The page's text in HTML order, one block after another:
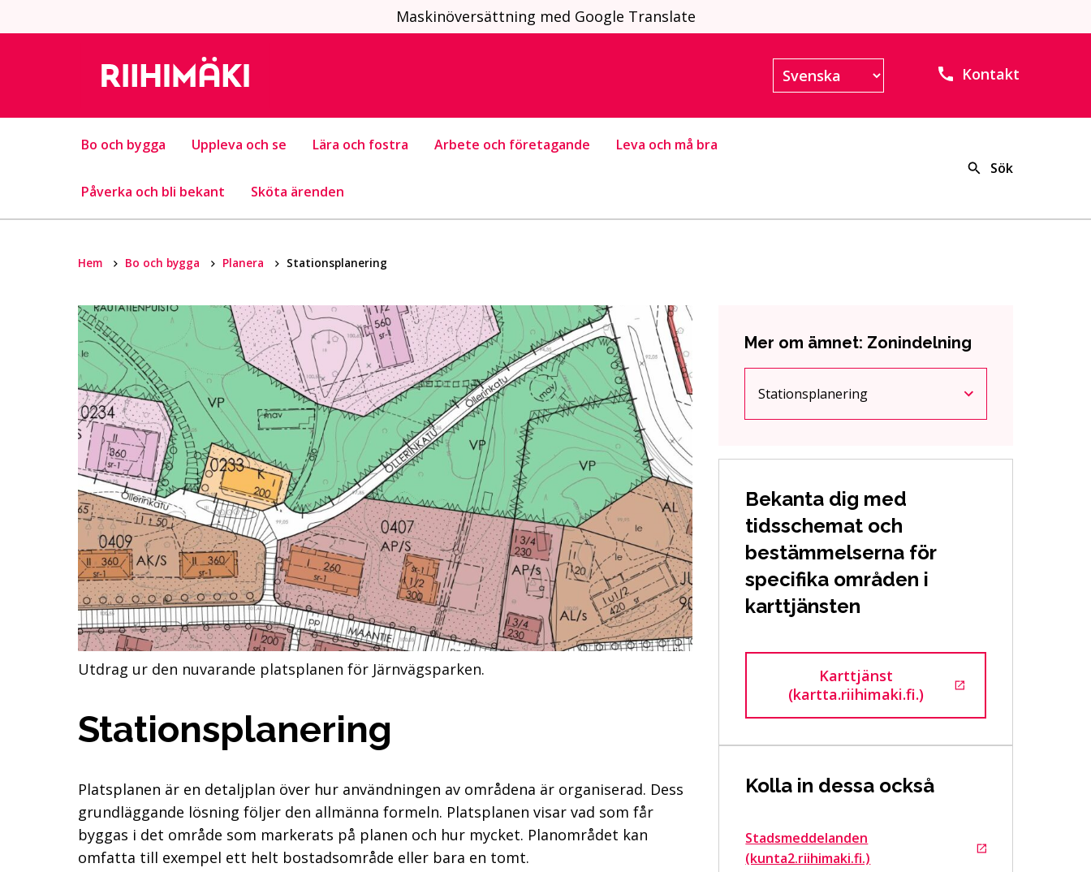
Maskinöversättning med Google Translate
Kontakt
Bo och bygga Uppleva och se Lära och fostra Arbete och företagande Leva och må bra
Påverka och bli bekant Sköta ärenden
Sök
Hem Bo och bygga Planera Stationsplanering
Utdrag ur den nuvarande platsplanen för Järnvägsparken.
Stationsplanering
Platsplanen är en detaljplan över hur användningen av områdena är organiserad. Dess
grundläggande lösning följer den allmänna formeln. Platsplanen visar vad som får
byggas i det område som markerats på planen och hur mycket. Planområdet kan
omfatta till exempel ett helt bostadsområde eller bara en tomt.
Mer om ämnet: Zonindelning
Nuvarande sida
Stationsplanering
Klicka för att komma åt menyn
Bekanta dig med
tidsschemat och
bestämmelserna för
specifika områden i
karttjänsten
Karttjänst
(kartta.riihimaki.fi.)Går till en extern sida
Kolla in dessa också
Stadsmeddelanden
(kunta2.riihimaki.fi.)
Går till en extern sida